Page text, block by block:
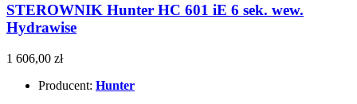
STEROWNIK Hunter HC 601 iE 6 sek. wew.
Hydrawise
1 606,00 zł
Producent: Hunter